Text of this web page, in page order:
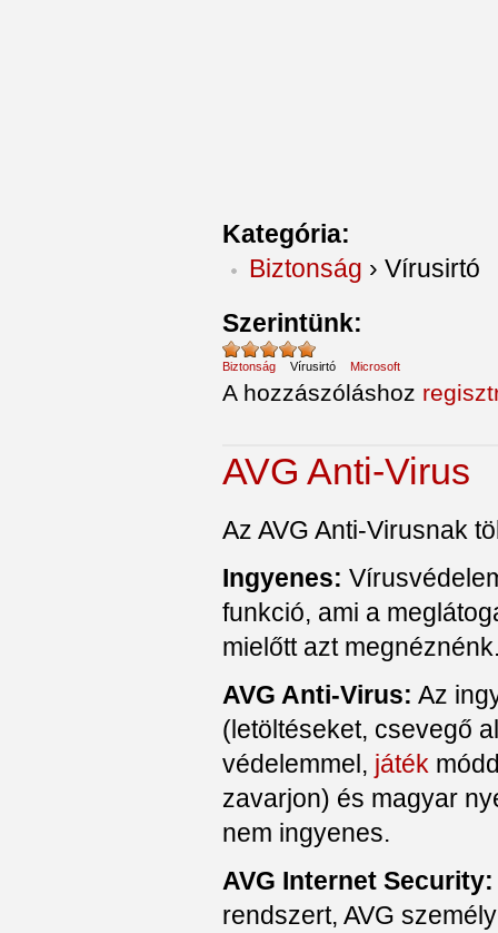
Kategória:
Biztonság › Vírusirtó
Szerintünk:
Biztonság Vírusirtó Microsoft
A hozzászóláshoz
AVG Anti-Virus
Az AVG Anti-Virusnak
Ingyenes:
funkció, ami a
mielőtt azt
AVG Anti-Virus: Az
(letöltéseket, csevegő
védelemmel, játék
zavarjon) és magyar
nem ingyenes.
AVG Internet Security:
rendszert, AVG